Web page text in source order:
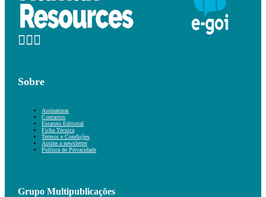
Sobre
Assinaturas
Contactos
Estatuto Editorial
Ficha Técnica
Termos e Condições
Assine a newsletter
Política de Privacidade
Grupo Multipublicações